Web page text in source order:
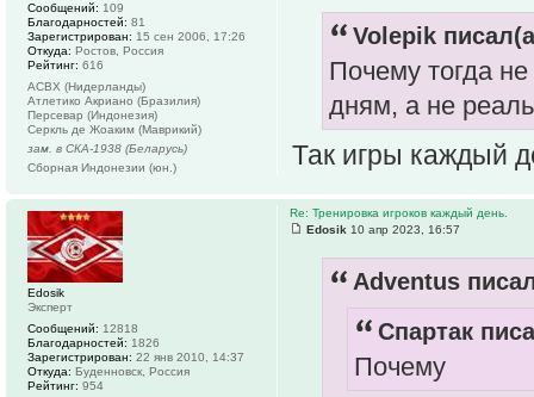
Volepik
Почему тогда
дням, а не
Так игры каждый
Сообщений: 109
Благодарностей: 81
Зарегистрирован: 15 сен 2006, 17:26
Откуда: Ростов, Россия
Рейтинг: 616
АСВХ (Нидерланды)
Атлетико Акриано (Бразилия)
Персевар (Индонезия)
Серкль де Жоаким (Маврикий)
зам. в СКА-1938 (Беларусь)
Сборная Индонезии (юн.)
Re: Тренировка игроков каждый день.
Edosik 10 апр 2023, 16:57
Adventus
Спартак
Почему
Edosik
Эксперт
Сообщений: 12818
Благодарностей: 1826
Зарегистрирован: 22 янв 2010, 14:37
Откуда: Буденновск, Россия
Рейтинг: 954